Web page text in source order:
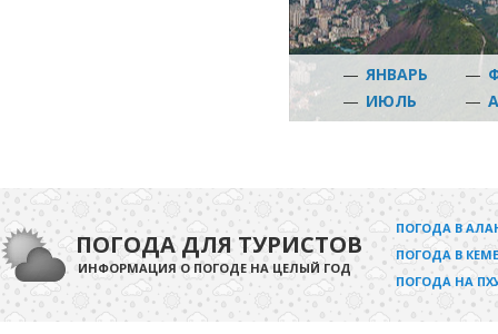
— ЯНВАРЬ —
— ИЮЛЬ —
ПОГОДА ДЛЯ ТУРИСТОВ
ИНФОРМАЦИЯ О ПОГОДЕ НА ЦЕЛЫЙ ГОД
ПОГОДА В
ПОГОДА В
ПОГОДА НА